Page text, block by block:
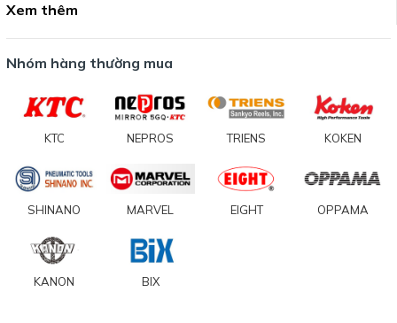
Xem thêm
Nhóm hàng thường mua
KTC NEPROS TRIENS KOKEN
SHINANO MARVEL EIGHT OPPAMA
KANON BIX